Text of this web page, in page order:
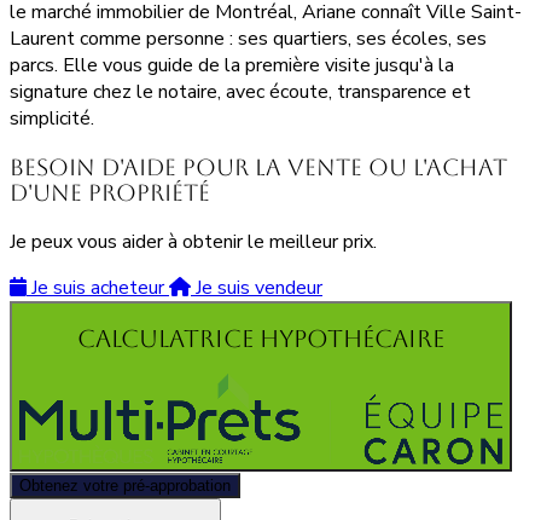
le marché immobilier de Montréal, Ariane connaît Ville Saint-
Laurent comme personne : ses quartiers, ses écoles, ses
parcs. Elle vous guide de la première visite jusqu'à la
signature chez le notaire, avec écoute, transparence et
simplicité.
Besoin d'aide pour la vente ou l'achat
d'une propriété
Je peux vous aider à obtenir le meilleur prix.
Je suis acheteur
Je suis vendeur
Calculatrice hypothécaire
Obtenez votre pré-approbation